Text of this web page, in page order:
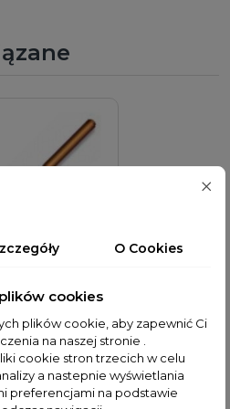
- Heat Pipe
mm
do koszyka
PLN
od momentu
O Cookies
cookies
plików cookie, aby zapewnić Ci
na naszej stronie .
cookie stron trzecich w celu
a nastepnie wyświetlania
preferencjami na podstawie